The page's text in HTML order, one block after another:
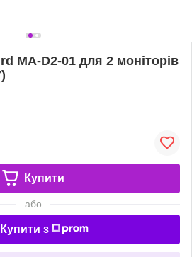
MA-D2-01 для 2 моніторiв
Купити
або
Купити з